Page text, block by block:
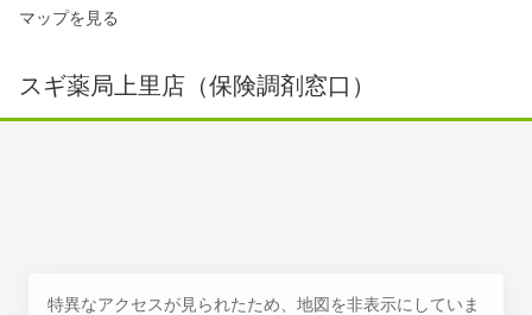
マップを見る
スギ薬局上里店（保険調剤窓口）
特異なアクセスが見られたため、地図を非表示にしていま